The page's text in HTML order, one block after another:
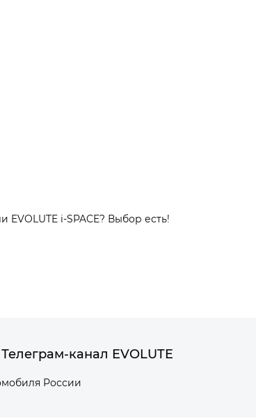
i‑SPACE? Выбор есть!
канал EVOLUTE
России